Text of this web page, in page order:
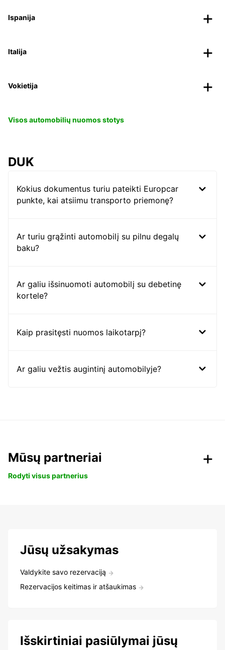
Ispanija
Italija
Vokietija
Visos automobilių nuomos stotys
DUK
Kokius dokumentus turiu pateikti Europcar
punkte, kai atsiimu transporto priemonę?
Ar turiu grąžinti automobilį su pilnu degalų
baku?
Ar galiu išsinuomoti automobilį su debetinę
kortele?
Kaip prasitęsti nuomos laikotarpį?
Ar galiu vežtis augintinį automobilyje?
Mūsų partneriai
Rodyti visus partnerius
Jūsų užsakymas
Valdykite savo rezervaciją
Rezervacijos keitimas ir atšaukimas
Išskirtiniai pasiūlymai jūsų